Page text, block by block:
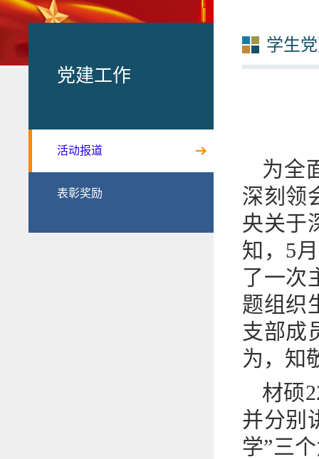
党建工作
活动报道
表彰奖励
学生
为全
深刻领
央关于
知，5
了一次
题组织
支部成
为，知
材硕
并分别
学”三